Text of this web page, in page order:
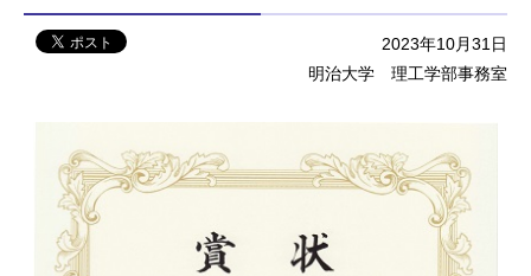
2023年10月31日
明治大学 理工学部事務室